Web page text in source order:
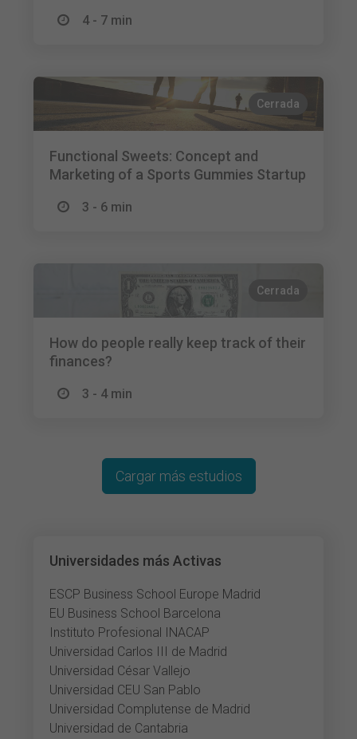
4 - 7 min
Cerrada
Functional Sweets: Concept and
Marketing of a Sports Gummies Startup
3 - 6 min
Cerrada
How do people really keep track of their
finances?
3 - 4 min
Universidades más Activas
ESCP Business School Europe Madrid
EU Business School Barcelona
Instituto Profesional INACAP
Universidad Carlos III de Madrid
Universidad César Vallejo
Universidad CEU San Pablo
Universidad Complutense de Madrid
Universidad de Cantabria
Cargar más estudios